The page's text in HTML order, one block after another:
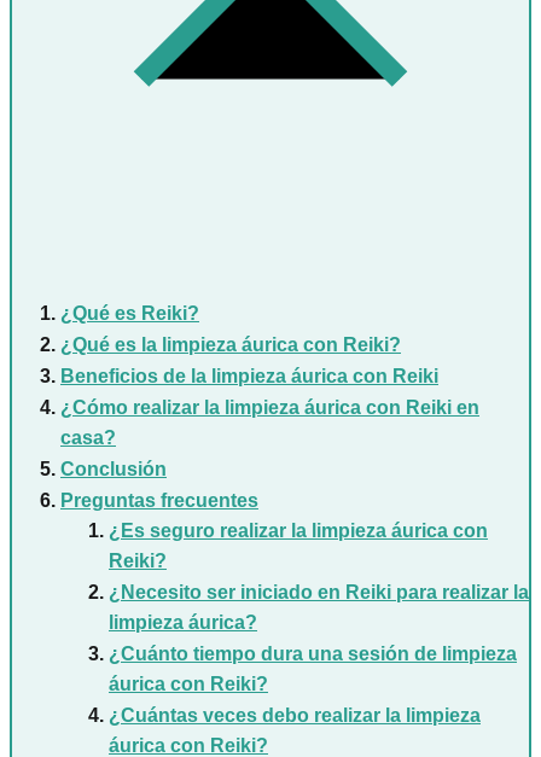
¿Qué es Reiki?
¿Qué es la limpieza áurica con Reiki?
Beneficios de la limpieza áurica con Reiki
¿Cómo realizar la limpieza áurica con Reiki en
casa?
Conclusión
Preguntas frecuentes
¿Es seguro realizar la limpieza áurica con
Reiki?
¿Necesito ser iniciado en Reiki para realizar la
limpieza áurica?
¿Cuánto tiempo dura una sesión de limpieza
áurica con Reiki?
¿Cuántas veces debo realizar la limpieza
áurica con Reiki?